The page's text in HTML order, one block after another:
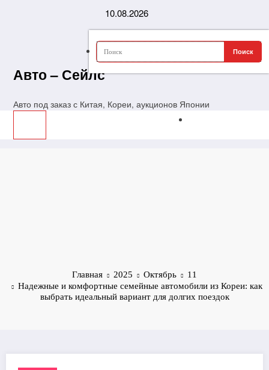
10.08.2026
Авто – Сейлс
Авто под заказ с Китая, Кореи, аукционов Японии
Главная 2025 Октябрь
11
Надежные и комфортные семейные автомобили из Кореи: как
выбрать идеальный вариант для долгих поездок